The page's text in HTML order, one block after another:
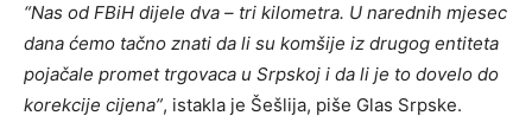
“Nas od FBiH dijele dva – tri kilometra. U narednih mjesec
dana ćemo tačno znati da li su komšije iz drugog entiteta
pojačale promet trgovaca u Srpskoj i da li je to dovelo do
korekcije cijena”, istakla je Šešlija, piše Glas Srpske.